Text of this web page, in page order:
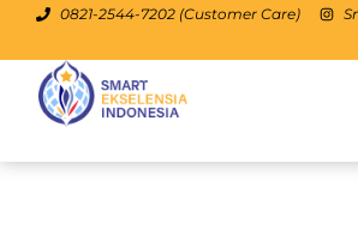
0821-2544-7202 (Customer Care)